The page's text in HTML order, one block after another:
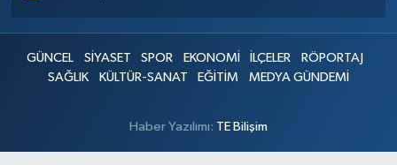
GÜNCEL SİYASET SPOR EKONOMİ İLÇELER
RÖPORTAJ
SAĞLIK
KÜLTÜR-SANAT EĞİTİM MEDYA GÜNDEMİ
Haber Yazılımı: TE Bilişim